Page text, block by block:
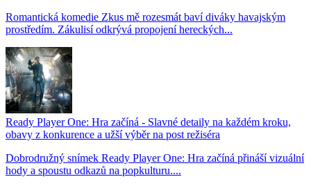
Romantická komedie Zkus mě rozesmát baví diváky havajským
prostředím. Zákulisí odkrývá propojení hereckých...
Ready Player One: Hra začíná - Slavné detaily na každém kroku,
obavy z konkurence a užší výběr na post režiséra
Dobrodružný snímek Ready Player One: Hra začíná přináší vizuální
hody a spoustu odkazů na popkulturu....